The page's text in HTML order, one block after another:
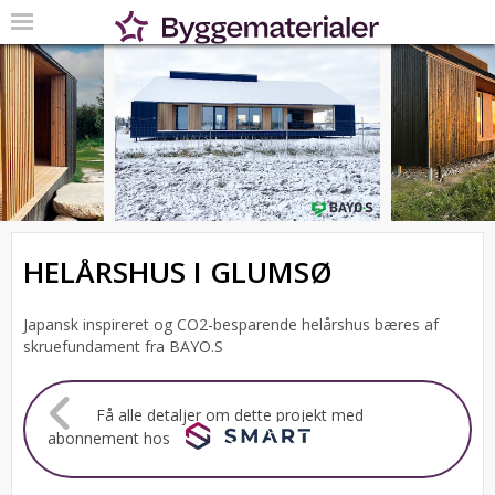
HELÅRSHUS I GLUMSØ
Japansk inspireret og CO2-besparende helårshus bæres af
skruefundament fra BAYO.S
Få alle detaljer om dette projekt med
abonnement hos